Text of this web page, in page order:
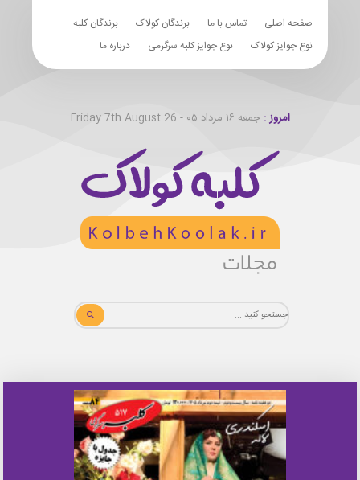
صفحه اصلی تماس با ما برندگان کولاک
برندگان کلبه
نوع جوایز کولاک
نوع جوایز کلبه سرگرمی درباره ما
امروز :جمعه ۱۶ مرداد ۰۵ - Friday 7th August 26